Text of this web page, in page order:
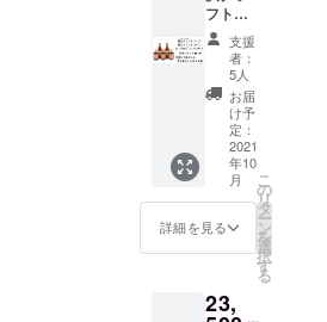
話番
号・郵
便番
号・ご
住所) ご
記入な
き場
合、当
店が差
出人に
なりま
すので
先方様
にどち
の贈り
物かわ
必ず
ご記入
をお願
いいた
しま
す。
(お名
前・電
話番
号・郵
便番
住所) ご
記入な
合、当
店が差
く、 サ
ラリと
した舌
触りと
喉ごし
そして
爽やか
な清涼
感と
コーラ
さ、 横
浜クラ
は飲み
直接配
送の贈
り物の
場合、
お礼の
お手紙
は同封
せず
メール
にてお
せてい
ただき
け先に
は
200ml
を予定
してお
ります
が多少
前後す
る場合
がござ
いま
す。
瓶の形
イメー
割る必
要はご
ざいま
せん。
冷蔵庫
で冷や
してお
楽しみ
くださ
い。 ※
内容量
は
ります
フト
コー
ラ」原
液シ
ロップ
【１
本】
★「ハ
イボー
ル専用
横浜ク
ラフト
コー
ラ」原
ロップ
支援
者：
5人
お届
け予
定：
2021
年10
月
詳細を見る
こ
の
リ
タ
ー
ン
を
選
択
す
る
23,